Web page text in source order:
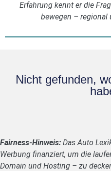
Erfahrung kennt er die
bewegen – regional
Nicht gefunden,
Fairness-Hinweis: Das Auto
Werbung finanziert, um die
Domain und Hosting – zu